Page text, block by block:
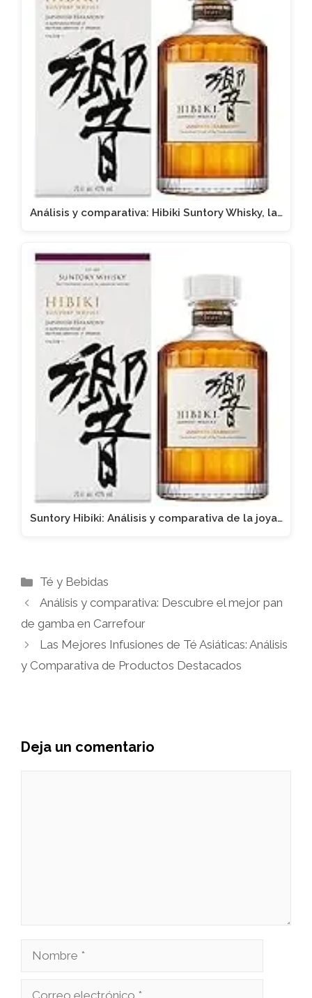
Análisis y comparativa: Hibiki Suntory Whisky, la…
Suntory Hibiki: Análisis y comparativa de la joya…
Categorías
Té y Bebidas
Análisis y comparativa: Descubre el mejor pan
de gamba en Carrefour
Las Mejores Infusiones de Té Asiáticas: Análisis
y Comparativa de Productos Destacados
Deja un comentario
Nombre
Correo